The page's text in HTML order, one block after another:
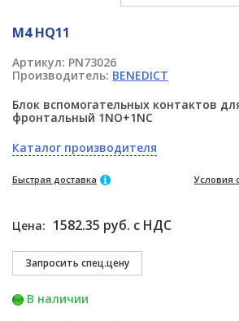
M4 HQ11
Артикул: PN73026
Производитель: BENEDICT
Блок вспомогательных контактов
фронтальный 1NO+1NC
Каталог производителя
Быстрая доставка Условия
Цена: 1582.35 руб. с НДС
В наличии